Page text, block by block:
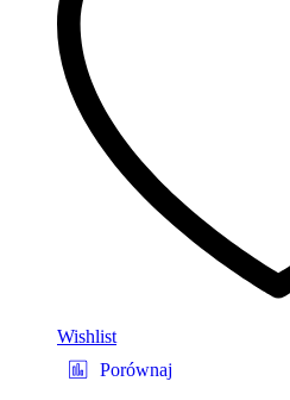
Wishlist
Porównaj